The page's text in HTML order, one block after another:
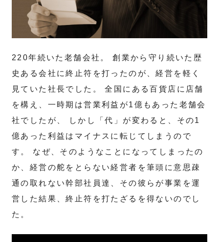
220年続いた老舗会社。 創業から守り続いた歴
史ある会社に終止符を打ったのが、経営を軽く
見ていた社長でした。 全国にある百貨店に店舗
を構え、一時期は営業利益が1億もあった老舗会
社でしたが、 しかし「代」が変わると、その1
億あった利益はマイナスに転じてしまうので
す。 なぜ、そのようなことになってしまったの
か、経営の舵をとらない経営者を筆頭に意思疎
通の取れない幹部社員達、その彼らが事業を運
営した結果、終止符を打たざるを得ないのでし
た。